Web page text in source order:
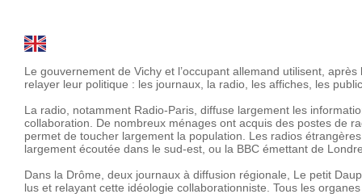
Le gouvernement de Vichy et l’occupant allemand utilisent,
relayer leur politique : les journaux, la radio, les affiches, les
La radio, notamment Radio-Paris, diffuse largement les
collaboration. De nombreux ménages ont acquis des postes de
permet de toucher largement la population. Les radios
largement écoutée dans le sud-est, ou la BBC émettant de
Dans la Drôme, deux journaux à diffusion régionale, Le petit
lus et relayant cette idéologie collaborationniste. Tous les